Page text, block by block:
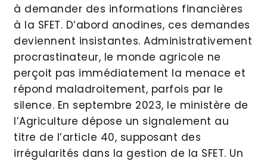
à demander des informations financières
à la SFET. D’abord anodines, ces demandes
deviennent insistantes. Administrativement
procrastinateur, le monde agricole ne
perçoit pas immédiatement la menace et
répond maladroitement, parfois par le
silence. En septembre 2023, le ministère de
l’Agriculture dépose un signalement au
titre de l’article 40, supposant des
irrégularités dans la gestion de la SFET. Un